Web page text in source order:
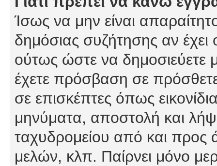
Ίσως να μην είναι
δημόσιας συζήτησης αν έχει
ούτως ώστε να δημοσιεύετε
έχετε πρόσβαση σε
σε επισκέπτες όπως
μηνύματα, αποστολή και
ταχυδρομείου από και προς
μελών, κλπ. Παίρνει μόνο